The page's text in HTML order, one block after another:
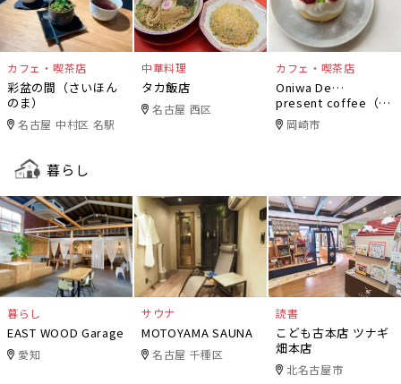
カフェ・喫茶店
彩盆の間（さいほん
のま）
名古屋 中村区 名駅
中華料理
タカ飯店
名古屋 西区
カフェ・喫茶店
Oniwa De…
present coffee（オ
ニワデ）
岡崎市
暮らし
暮らし
EAST WOOD Garage
愛知
サウナ
MOTOYAMA SAUNA
名古屋 千種区
読書
こども古本店 ツナギ
畑本店
北名古屋市